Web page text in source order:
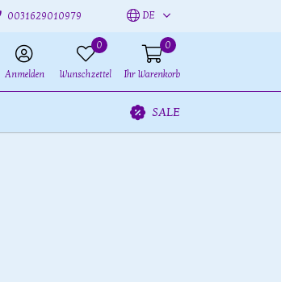
0031629010979 DE
Anmelden
0
Wunschzettel
0
Ihr Warenkorb
SALE